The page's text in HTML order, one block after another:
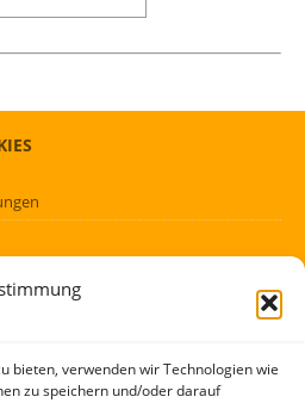
bieten, verwenden wir Technologien wie
zu speichern und/oder darauf